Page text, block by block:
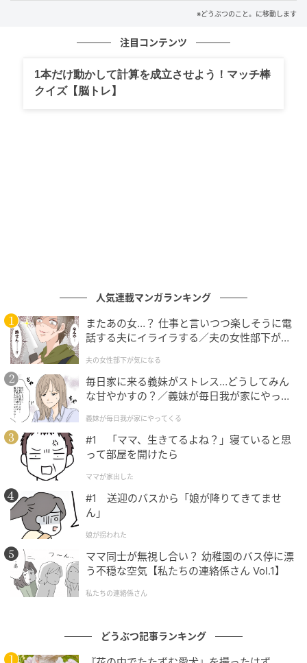
【天才的な作戦】あんなに嫌がってたのに！
おやつに夢中な隙に猫さんの爪切り完了
の記事をもっとみる
※どうぶつのこと。に移動します
注目コンテンツ
1本だけ動かして計算を成立させよう！マッチ棒
クイズ【脳トレ】
人気連載マンガランキング
またあの女…？ 仕事と言いつつ楽しそうに電
話する夫にイライラする／夫の女性部下が気
夫の女性部下が気になる
毎日家に来る義妹がストレス…どうしてみん
な甘やかすの？／義妹が毎日我が家にやって
が】
義妹が毎日我が家にやってくる
#1 「ママ、生きてるよね？」寝ていると思
って部屋を開けたら
ママが家出した
#1 送迎のバスから「娘が降りてきてませ
ん」
娘が拐われた
ママ同士が無視し合い？ 幼稚園のバス停に漂
う不穏な空気【私たちの連絡係さん Vol.1】
私たちの連絡係さん
どうぶつ記事ランキング